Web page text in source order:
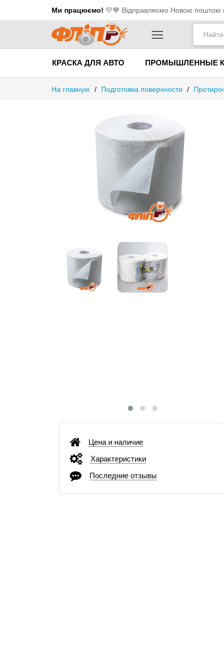
Ми працюємо! 💛​💙 Відправляємо Новою поштою
КРАСКА ДЛЯ АВТО ПРОМЫШЛЕННЫЕ
На главную / Подготовка поверхности /
Цена и наличие
Характеристики
Последние отзывы